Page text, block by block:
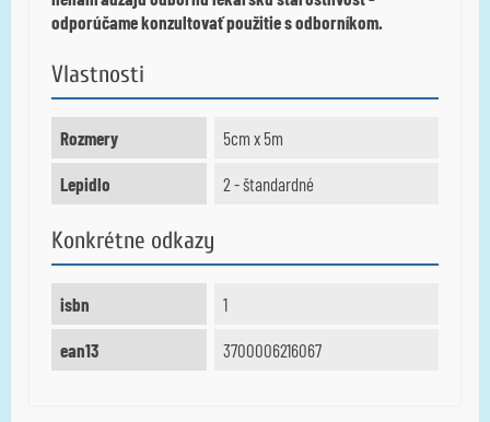
odporúčame konzultovať použitie s odborníkom.
Vlastnosti
Rozmery 5cm x 5m
Lepidlo 2 - štandardné
Konkrétne odkazy
isbn 1
ean13 3700006216067